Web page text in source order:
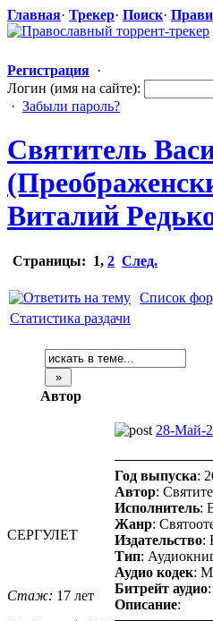
Главная· Трекер· Поиск·
Регистрация ·
Логин (имя на сайте):
· Забыли пароль?
Святитель
(Преображенск
Виталий
Страницы: 1, 2 След.
Список
Статистика раздачи
Автор
СЕРГУЛЕТ
Стаж: 17 лет
28-Май-
Год выпуска:
Автор:
Исполнитель:
Жанр:
Издательство:
Тип:
Аудио кодек:
Битрейт аудио
Описание: